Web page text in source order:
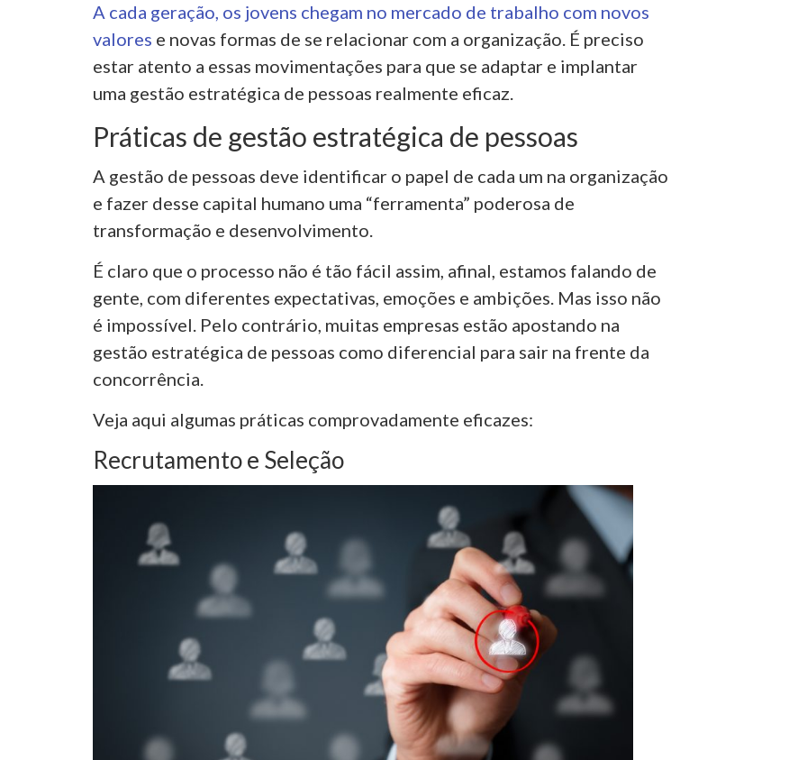
A cada geração, os jovens chegam no mercado de trabalho com novos
valores e novas formas de se relacionar com a organização. É preciso
estar atento a essas movimentações para que se adaptar e implantar
uma gestão estratégica de pessoas realmente eficaz.
Práticas de gestão estratégica de pessoas
A gestão de pessoas deve identificar o papel de cada um na organização
e fazer desse capital humano uma “ferramenta” poderosa de
transformação e desenvolvimento.
É claro que o processo não é tão fácil assim, afinal, estamos falando de
gente, com diferentes expectativas, emoções e ambições. Mas isso não
é impossível. Pelo contrário, muitas empresas estão apostando na
gestão estratégica de pessoas como diferencial para sair na frente da
concorrência.
Veja aqui algumas práticas comprovadamente eficazes:
Recrutamento e Seleção